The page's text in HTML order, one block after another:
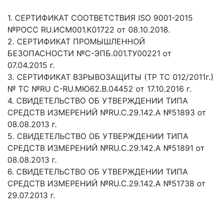
1. СЕРТИФИКАТ СООТВЕТСТВИЯ ISO 9001-2015
№РОСС RU.ИСМ001.К01722 от 08.10.2018.
2. СЕРТИФИКАТ ПРОМЫШЛЕННОЙ
БЕЗОПАСНОСТИ №С-ЭПБ.001.ТУ00221 от
07.04.2015 г.
3. СЕРТИФИКАТ ВЗРЫВОЗАЩИТЫ (ТР ТС 012/2011г.)
№ ТС №RU C-RU.МЮ62.В.04452 от 17.10.2016 г.
4. СВИДЕТЕЛЬСТВО ОБ УТВЕРЖДЕНИИ ТИПА
СРЕДСТВ ИЗМЕРЕНИЙ №RU.C.29.142.А №51893 от
08.08.2013 г.
5. СВИДЕТЕЛЬСТВО ОБ УТВЕРЖДЕНИИ ТИПА
СРЕДСТВ ИЗМЕРЕНИЙ №RU.C.29.142.А №51891 от
08.08.2013 г.
6. СВИДЕТЕЛЬСТВО ОБ УТВЕРЖДЕНИИ ТИПА
СРЕДСТВ ИЗМЕРЕНИЙ №RU.C.29.142.А №51738 от
29.07.2013 г.